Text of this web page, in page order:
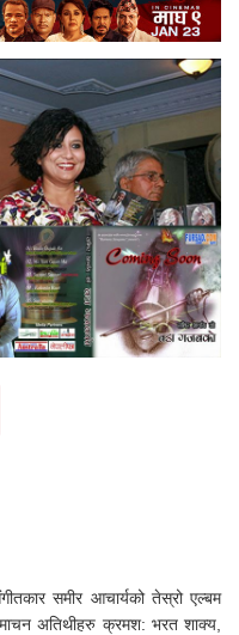
समीर आचार्यको तेस्रो एल्बम
अतिथीहरु क्रमश: भरत शाक्य,